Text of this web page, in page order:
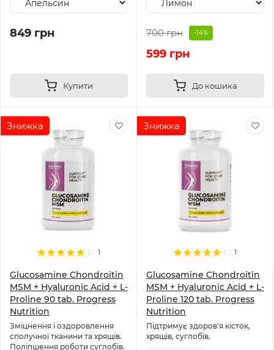
849 грн
Купити
700 грн -14%
599 грн
До кошика
Знижка
1
Glucosamine Chondroitin
MSM + Hyaluronic Acid + L-
Proline 90 tab. Progress
Nutrition
Зміцнення і оздоровлення
сполучної тканини та хрящів.
Поліпшення роботи суглобів.
Знижка
1
Glucosamine Chondroitin
MSM + Hyaluronic Acid + L-
Proline 120 tab. Progress
Nutrition
Підтримує здоров'я кісток,
хрящів, суглобів.